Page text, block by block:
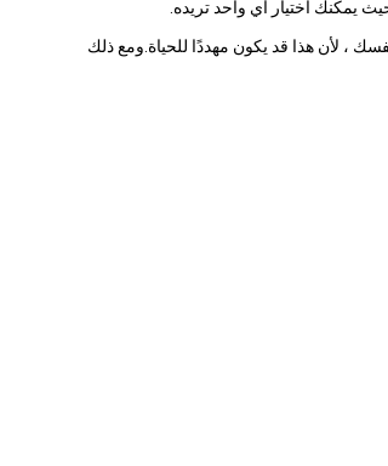
، لأن هذا قد يكون مهددًا للحياة.ومع ذلك